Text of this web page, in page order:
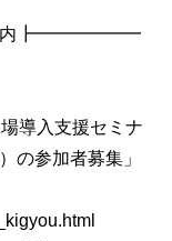
案内┣━━━━━━
導入支援セミナ
の参加者募集」